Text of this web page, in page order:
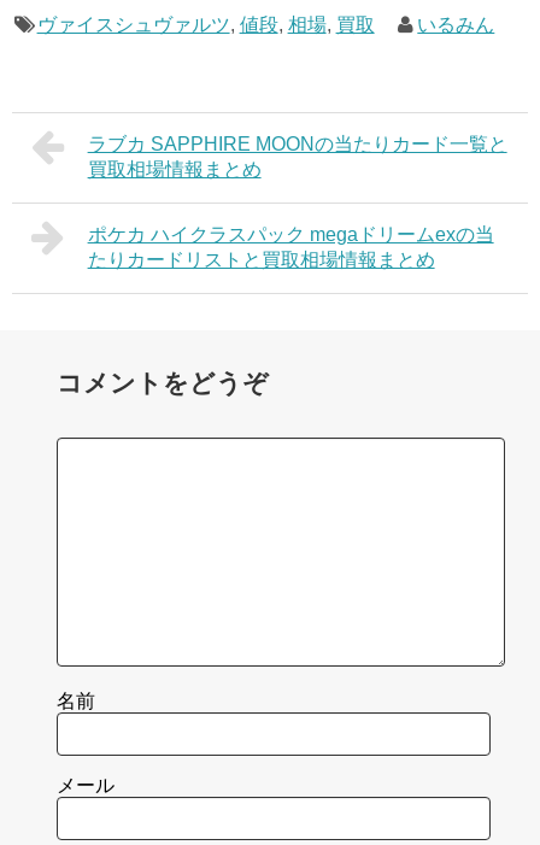
ヴァイスシュヴァルツ, 値段, 相場, 買取 いるみん
ラブカ SAPPHIRE MOONの当たりカード一覧と
買取相場情報まとめ
ポケカ ハイクラスパック megaドリームexの当
たりカードリストと買取相場情報まとめ
コメントをどうぞ
名前
メール